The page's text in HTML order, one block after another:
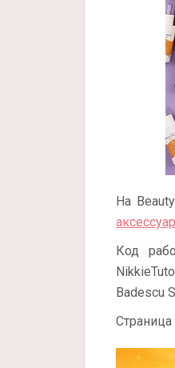
На
Код
Badescu
Страница